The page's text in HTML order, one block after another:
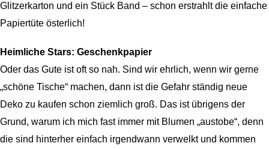
Glitzerkarton und ein Stück Band – schon erstrahlt die einfache
Papiertüte österlich!
Heimliche Stars: Geschenkpapier
Oder das Gute ist oft so nah. Sind wir ehrlich, wenn wir gerne
„schöne Tische“ machen, dann ist die Gefahr ständig neue
Deko zu kaufen schon ziemlich groß. Das ist übrigens der
Grund, warum ich mich fast immer mit Blumen „austobe“, denn
die sind hinterher einfach irgendwann verwelkt und kommen